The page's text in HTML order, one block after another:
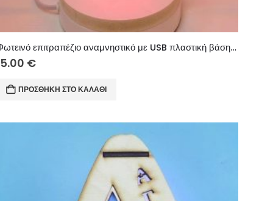
Φωτεινό επιτραπέζιο αναμνηστικό με USB πλαστική βάση 10 εκ. (κείμενο επιλογής σας)
€
ΠΡΟΣΘΉΚΗ ΣΤΟ ΚΑΛΆΘΙ